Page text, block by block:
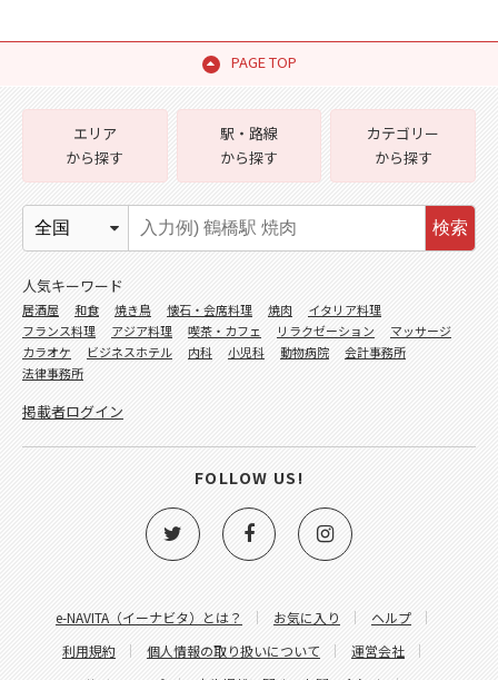
PAGE TOP
e-NAVITA（イーナビタ）とは？ お気に入り
ヘルプ
利用規約
個人情報の取り扱いについて
運営会社
エリア
から探す
駅・路線
から探す
カテゴリー
から探す
検索
人気キーワード
居酒屋 和食 焼き鳥 懐石・会席料理 焼肉
イタリア料理
フランス料理
アジア料理 喫茶・カフェ リラクゼーション
マッサージ
カラオケ
ビジネスホテル 内科 小児科 動物病院
会計事務所
法律事務所
掲載者ログイン
FOLLOW US!